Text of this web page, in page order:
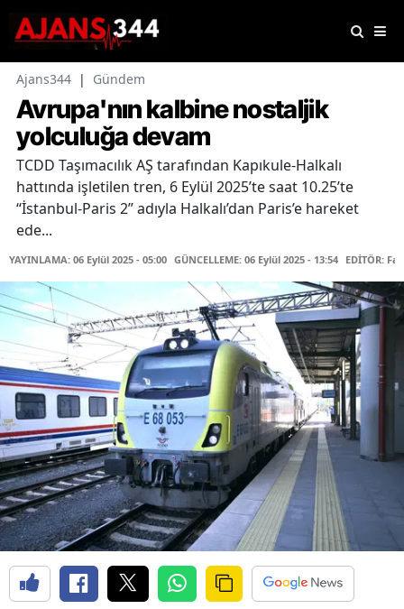
Ajans344 | Gündem
Avrupa'nın kalbine nostaljik
yolculuğa devam
TCDD Taşımacılık AŞ tarafından Kapıkule-Halkalı
hattında işletilen tren, 6 Eylül 2025’te saat 10.25’te
“İstanbul-Paris 2” adıyla Halkalı’dan Paris’e hareket
ede...
YAYINLAMA: 06 Eylül 2025 - 05:00 GÜNCELLEME: 06 Eylül 2025 - 13:54 EDİTÖR: